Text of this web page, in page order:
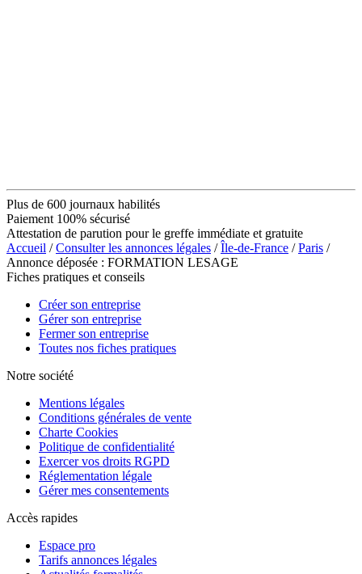
Plus de 600 journaux habilités
Paiement 100% sécurisé
Attestation de parution pour le greffe immédiate et gratuite
Accueil /Consulter les annonces légales /Île-de-France /Paris /
Annonce déposée : FORMATION LESAGE
Fiches pratiques et conseils
Créer son entreprise
Gérer son entreprise
Fermer son entreprise
Toutes nos fiches pratiques
Notre société
Mentions légales
Conditions générales de vente
Charte Cookies
Politique de confidentialité
Exercer vos droits RGPD
Réglementation légale
Gérer mes consentements
Accès rapides
Espace pro
Tarifs annonces légales